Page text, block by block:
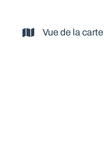
Vue de la carte